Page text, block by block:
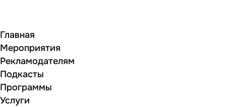
Главная
Мероприятия
Рекламодателям
Подкасты
Программы
Услуги